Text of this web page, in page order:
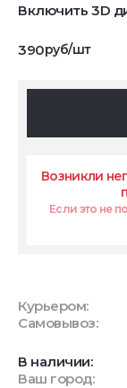
Включить 3D
390руб/шт
Возникли
Если это не
Курьером:
Самовывоз:
В наличии:
Ваш город: